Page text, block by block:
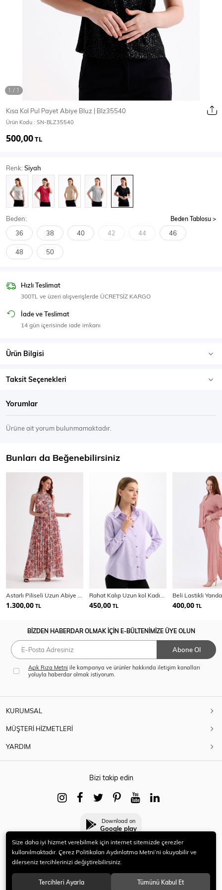
Mont & Kaban Yağmurluk
T-Shirt
Body Atlet Crop & Büstiyer
SPOR GİYİM
Eşofman Üstü
Kısa Kol Pul Payet Abiye Bluz | Blz35540
Ürün Kodu : SN-BLZ35540
500,00TL
Renk:Siyah
Beden: Beden Tablosu
36 38 40 42 44 46
48 50
Hızlı Teslimat
300TL ve üzeri alışverişlerde ÜCRETSİZ KARGO
İade ve Teslimat
14 gün içerisinde iade imkanı
Ürün Bilgisi
Taksit Seçenekleri
Yorumlar
Ürüne ait yorum bulunmamaktadır.
Bunları da Beğenebilirsiniz
1.300,00 TL 450,00 TL 400,00 TL
BİZDEN HABERDAR OLMAK İÇİN E-BÜLTENİMİZE ÜYE OLUN
Abone Ol
Açık Rıza Metni ile kampanya ve ürünler hakkında iletişim kanalları
yoluyla haberdar olmak istiyorum.
KURUMSAL
MÜŞTERİ HİZMETLERİ
YARDIM
Bizi takip edin
Download on
Google play
© 2021 HERYENİ. Tüm hakları saklıdır.
Size daha iyi hizmet verebilmek için internet sitemizde çerezler
kullanılmaktadır. Çerez Politikaları Aydınlatma Metni’ni okuyabilir ve
dilerseniz tercihlerinizi değiştirebilirsiniz.
Tercihleri Ayarla Tümünü Kabul Et